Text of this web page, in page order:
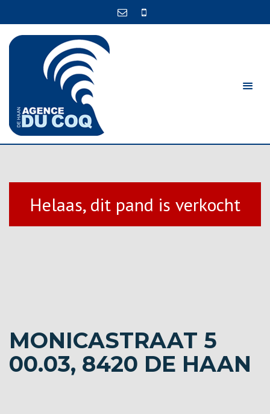
Helaas, dit pand is verkocht
MONICASTRAAT 5
00.03, 8420 DE HAAN